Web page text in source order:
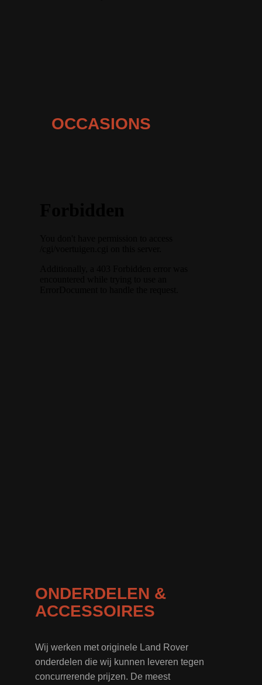
OCCASIONS
ONDERDELEN &
ACCESSOIRES
Wij werken met originele Land Rover
onderdelen die wij kunnen leveren tegen
concurrerende prijzen. De meest